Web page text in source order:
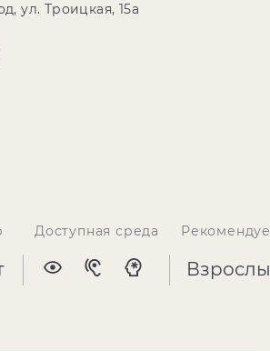
ул. Троицкая, 15а
Доступная среда